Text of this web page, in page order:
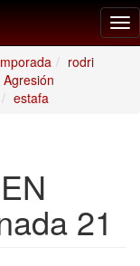
rodri
Agresión
estafa
21